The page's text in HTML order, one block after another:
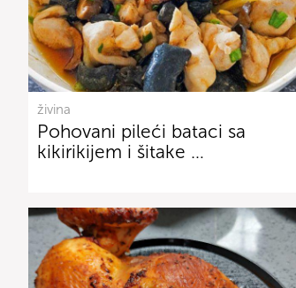
živina
Pohovani pileći bataci sa
kikirikijem i šitake …